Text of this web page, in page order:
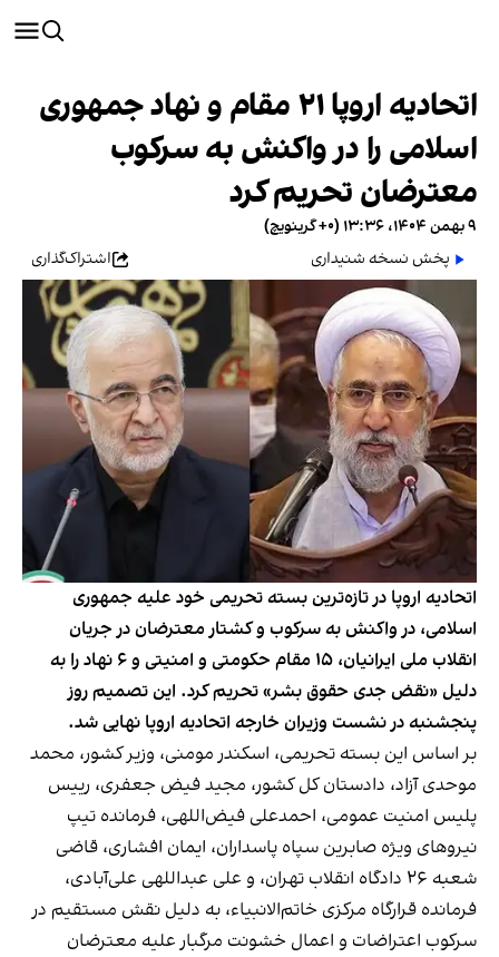
اتحادیه اروپا ۲۱ مقام و نهاد جمهوری
اسلامی را در واکنش به سرکوب
معترضان تحریم کرد
۹ بهمن ۱۴۰۴، ۱۳:۳۶ (‎+۰ گرینویچ)
پخش نسخه شنیداری
اشتراک‌گذاری
اتحادیه اروپا در تازه‌ترین بسته تحریمی خود علیه جمهوری
اسلامی، در واکنش به سرکوب و کشتار معترضان در جریان
انقلاب ملی ایرانیان، ۱۵ مقام حکومتی و امنیتی و ۶ نهاد را به
دلیل «نقض جدی حقوق بشر» تحریم کرد. این تصمیم روز
پنجشنبه در نشست وزیران خارجه اتحادیه اروپا نهایی شد.
بر اساس این بسته تحریمی، اسکندر مومنی، وزیر کشور، محمد
موحدی آزاد، دادستان کل کشور، مجید فیض جعفری، رییس
پلیس امنیت عمومی، احمدعلی فیض‌اللهی، فرمانده تیپ
نیروهای ویژه صابرین سپاه پاسداران، ایمان افشاری، قاضی
شعبه ۲۶ دادگاه انقلاب تهران، و علی عبداللهی علی‌آبادی،
فرمانده قرارگاه مرکزی خاتم‌الانبیاء، به دلیل نقش مستقیم در
سرکوب اعتراضات و اعمال خشونت مرگبار علیه معترضان